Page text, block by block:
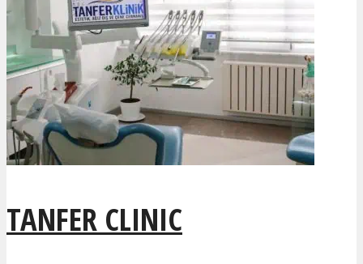
TANFER CLINIC